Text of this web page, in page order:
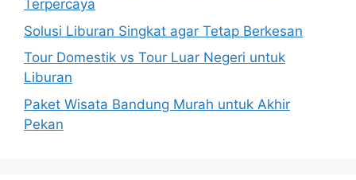
Terpercaya
Solusi Liburan Singkat agar Tetap Berkesan
Tour Domestik vs Tour Luar Negeri untuk
Liburan
Paket Wisata Bandung Murah untuk Akhir
Pekan